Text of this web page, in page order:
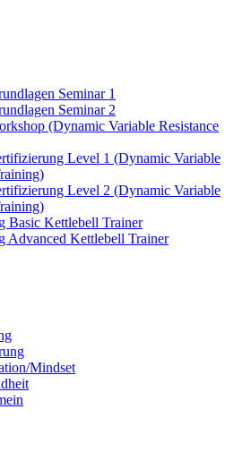
Seminar 1
Seminar 2
(Dynamic Variable Resistance
Level 1 (Dynamic Variable
Level 2 (Dynamic Variable
Basic Kettlebell Trainer
Advanced Kettlebell Trainer
Mindset